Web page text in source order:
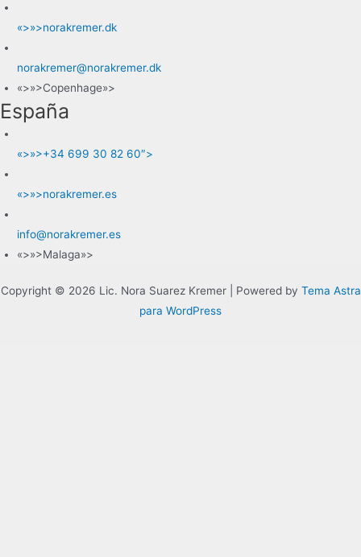
«>»>norakremer.dk
norakremer@norakremer.dk
«>»>Copenhage»>
España
«>»>+34 699 30 82 60″>
«>»>norakremer.es
info@norakremer.es
«>»>Malaga»>
Copyright © 2026 Lic. Nora Suarez Kremer | Powered by Tema Astra
para WordPress